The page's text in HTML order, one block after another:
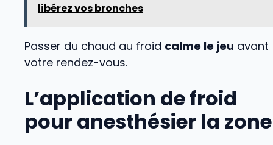
libérez vos bronches
Passer du chaud au froid calme le jeu avant
votre rendez-vous.
L’application de froid
pour anesthésier la zone